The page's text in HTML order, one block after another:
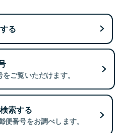
る
ご覧いただけます。
索する
番号をお調べします。